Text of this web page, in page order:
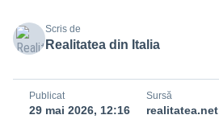
Scris de
Realitatea din Italia
Publicat
29 mai 2026, 12:16
Sursă
realitatea.net